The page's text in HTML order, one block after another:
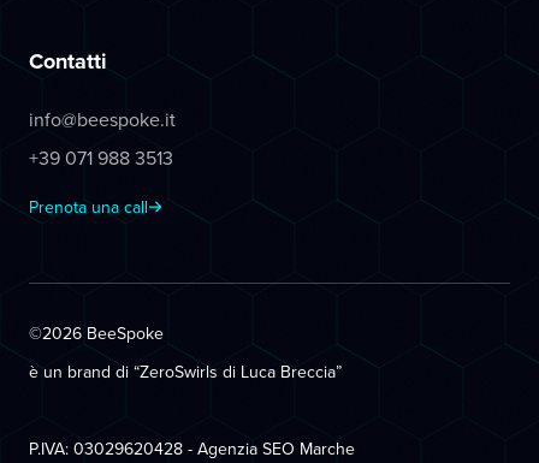
Contatti
info@beespoke.it
+39 071 988 3513
Prenota una call
©2026 BeeSpoke
è un brand di “ZeroSwirls di Luca Breccia”
P.IVA: 03029620428 - Agenzia SEO Marche